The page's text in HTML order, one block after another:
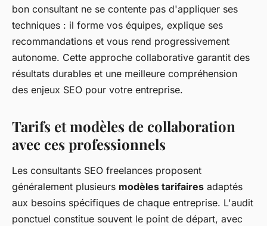
bon consultant ne se contente pas d'appliquer ses
techniques : il forme vos équipes, explique ses
recommandations et vous rend progressivement
autonome. Cette approche collaborative garantit des
résultats durables et une meilleure compréhension
des enjeux SEO pour votre entreprise.
Tarifs et modèles de collaboration
avec ces professionnels
Les consultants SEO freelances proposent
généralement plusieurs modèles tarifaires adaptés
aux besoins spécifiques de chaque entreprise. L'audit
ponctuel constitue souvent le point de départ, avec